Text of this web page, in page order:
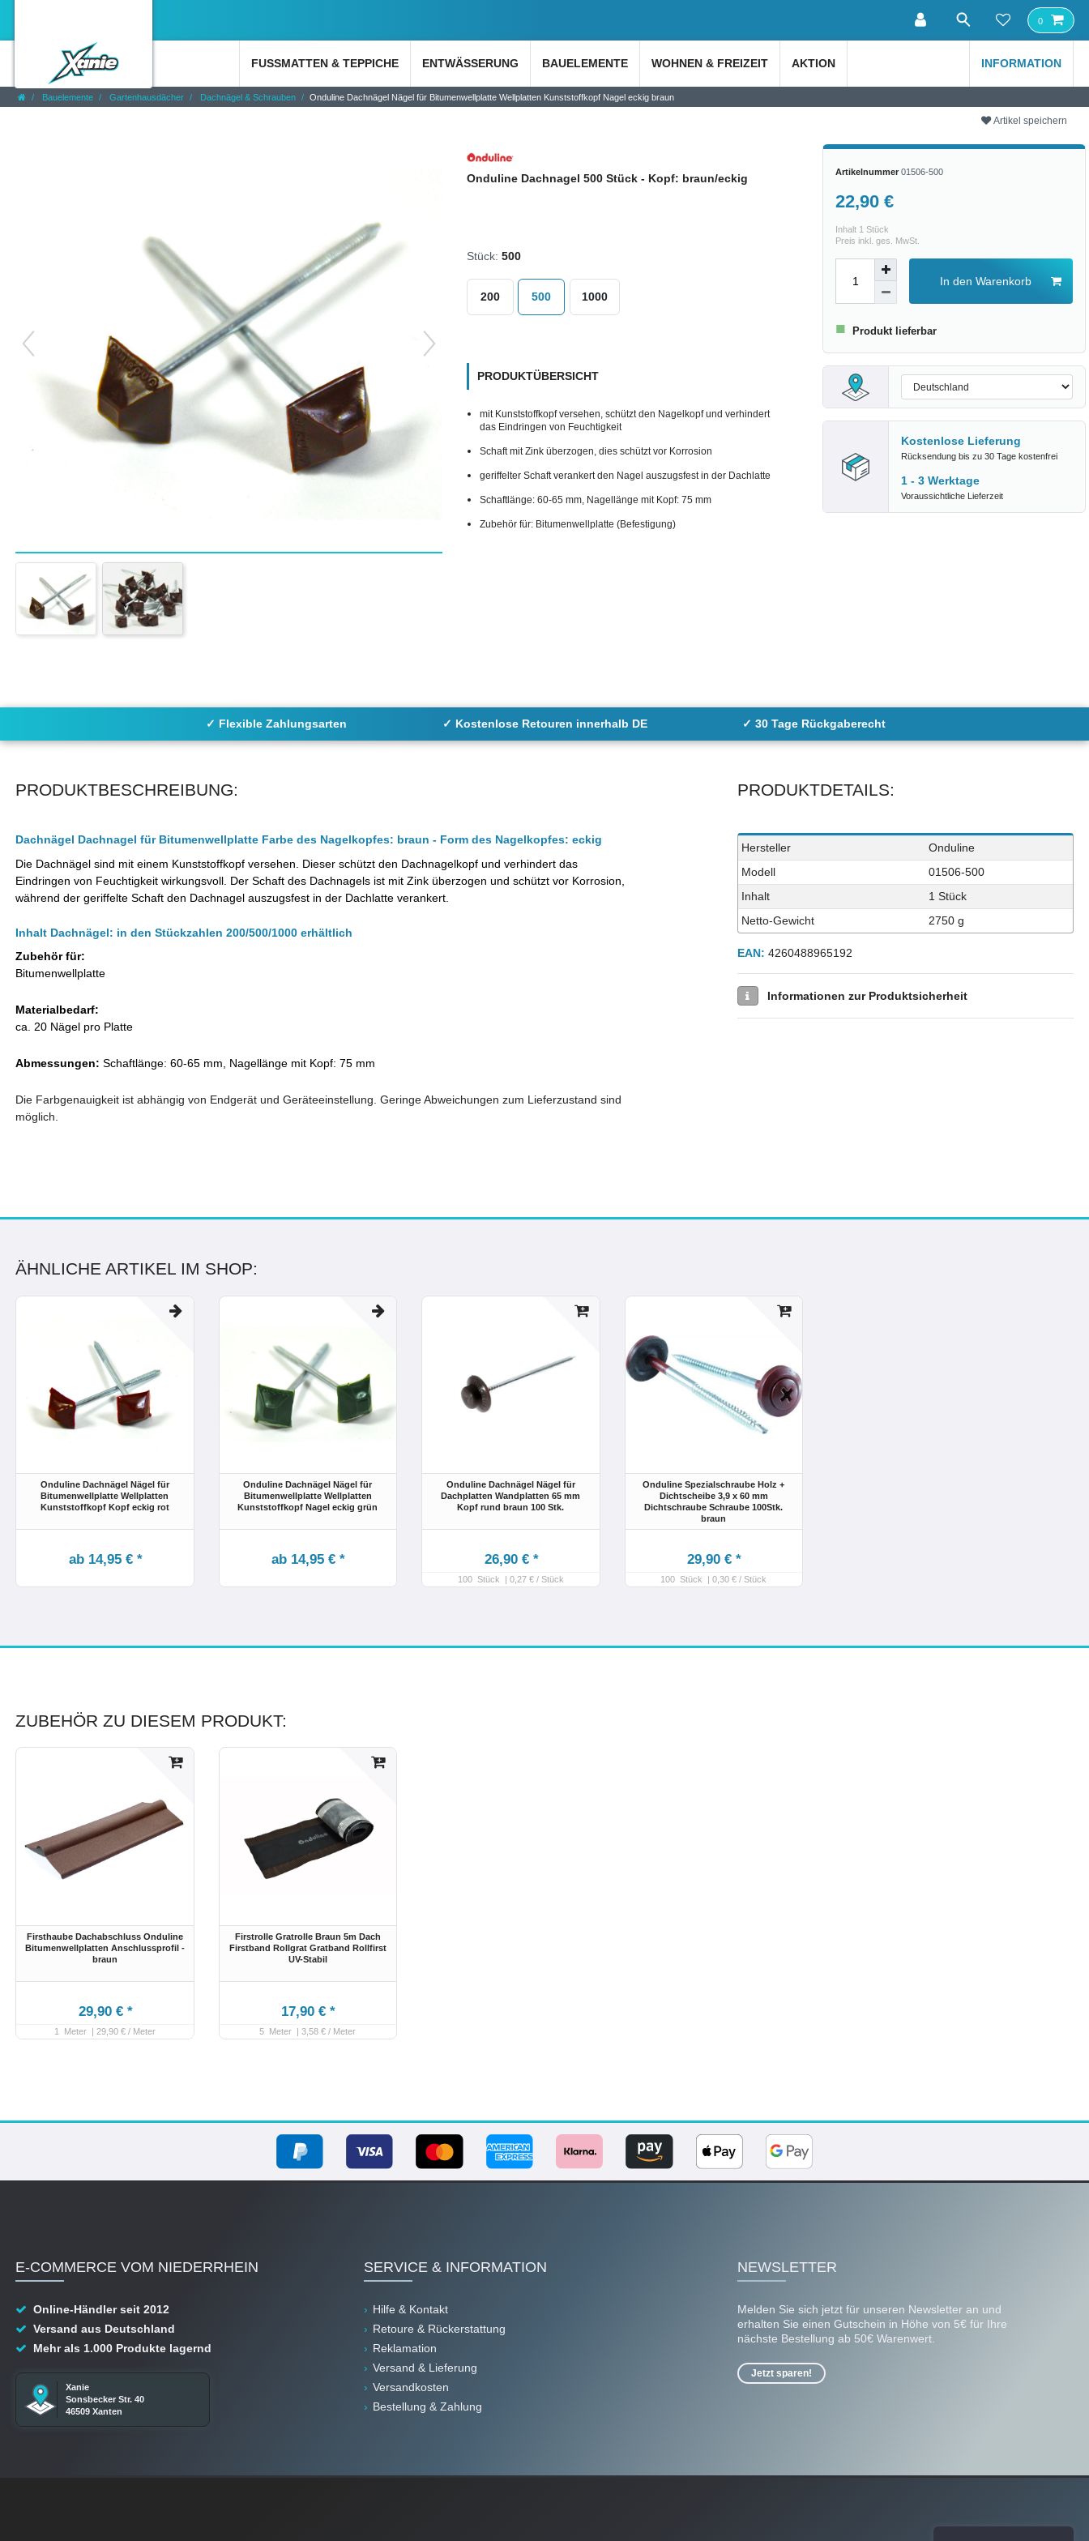
0
FUSSMATTEN & TEPPICHE ENTWÄSSERUNG BAUELEMENTE WOHNEN & FREIZEIT AKTION INFORMATION
Bauelemente Gartenhausdächer Dachnägel & Schrauben Onduline Dachnägel Nägel für Bitumenwellplatte Wellplatten Kunststoffkopf Nagel eckig braun
Onduline Dachnagel 500 Stück - Kopf: braun/eckig
Artikel speichern
Stück: 500
200 500 1000
PRODUKTÜBERSICHT
mit Kunststoffkopf versehen, schützt den Nagelkopf und verhindert
das Eindringen von Feuchtigkeit
Schaft mit Zink überzogen, dies schützt vor Korrosion
geriffelter Schaft verankert den Nagel auszugsfest in der Dachlatte
Schaftlänge: 60-65 mm, Nagellänge mit Kopf: 75 mm
Zubehör für: Bitumenwellplatte (Befestigung)
Artikelnummer01506-500
22,90 €
Inhalt 1Stück
Preis inkl. ges. MwSt.
In den Warenkorb
■ Produkt lieferbar
Kostenlose Lieferung
Rücksendung bis zu 30 Tage kostenfrei
1 - 3 Werktage
Voraussichtliche Lieferzeit
✓ Flexible Zahlungsarten ✓ Kostenlose Retouren innerhalb DE ✓ 30 Tage Rückgaberecht
PRODUKTBESCHREIBUNG:
Dachnägel Dachnagel für Bitumenwellplatte Farbe des Nagelkopfes: braun - Form des Nagelkopfes: eckig
Die Dachnägel sind mit einem Kunststoffkopf versehen. Dieser schützt den Dachnagelkopf und verhindert das
Eindringen von Feuchtigkeit wirkungsvoll. Der Schaft des Dachnagels ist mit Zink überzogen und schützt vor Korrosion,
während der geriffelte Schaft den Dachnagel auszugsfest in der Dachlatte verankert.
Inhalt Dachnägel: in den Stückzahlen 200/500/1000 erhältlich
Zubehör für:
Bitumenwellplatte
Materialbedarf:
ca. 20 Nägel pro Platte
Abmessungen: Schaftlänge: 60-65 mm, Nagellänge mit Kopf: 75 mm
Die Farbgenauigkeit ist abhängig von Endgerät und Geräteeinstellung. Geringe Abweichungen zum Lieferzustand sind
möglich.
PRODUKTDETAILS:
Technisches
Merkmal
Wert
Hersteller
Onduline
Modell
01506-500
Inhalt
1 Stück
Netto-Gewicht
2750 g
EAN: 4260488965192
Informationen zur Produktsicherheit
ÄHNLICHE ARTIKEL IM SHOP:
Onduline Dachnägel Nägel für
Bitumenwellplatte Wellplatten
Kunststoffkopf Kopf eckig rot
ab 14,95 € *
Onduline Dachnägel Nägel für
Bitumenwellplatte Wellplatten
Kunststoffkopf Nagel eckig grün
ab 14,95 € *
Onduline Dachnägel Nägel für
Dachplatten Wandplatten 65 mm
Kopf rund braun 100 Stk.
26,90 € *
100 Stück | 0,27 € / Stück
Onduline Spezialschraube Holz +
Dichtscheibe 3,9 x 60 mm
Dichtschraube Schraube 100Stk.
braun
29,90 € *
100 Stück | 0,30 € / Stück
ZUBEHÖR ZU DIESEM PRODUKT:
Firsthaube Dachabschluss Onduline
Bitumenwellplatten Anschlussprofil -
braun
29,90 € *
1 Meter | 29,90 € / Meter
Firstrolle Gratrolle Braun 5m Dach
Firstband Rollgrat Gratband Rollfirst
UV-Stabil
17,90 € *
5 Meter | 3,58 € / Meter
E-COMMERCE VOM NIEDERRHEIN
Online-Händler seit 2012
Versand aus Deutschland
Mehr als 1.000 Produkte lagernd
Xanie
Sonsbecker Str. 40
46509 Xanten
SERVICE & INFORMATION
Hilfe & Kontakt
Retoure & Rückerstattung
Reklamation
Versand & Lieferung
Versandkosten
Bestellung & Zahlung
NEWSLETTER
Melden Sie sich jetzt für unseren Newsletter an und
erhalten Sie einen Gutschein in Höhe von 5€ für Ihre
nächste Bestellung ab 50€ Warenwert.
Jetzt sparen!